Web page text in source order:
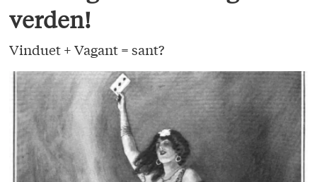
verden!
Vinduet + Vagant = sant?